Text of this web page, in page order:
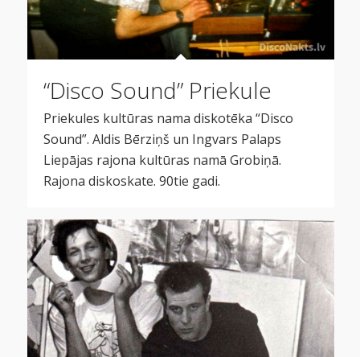
“Disco Sound” Priekule
Priekules kultūras nama diskotēka “Disco
Sound”. Aldis Bērziņš un Ingvars Palaps
Liepājas rajona kultūras namā Grobiņā.
Rajona diskoskate. 90tie gadi.